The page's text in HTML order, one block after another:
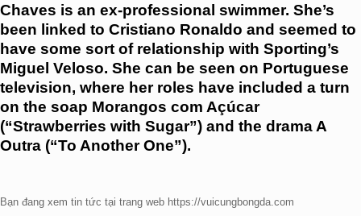
Chaves is an ex-professional swimmer. She’s
been linked to Cristiano Ronaldo and seemed to
have some sort of relationship with Sporting’s
Miguel Veloso. She can be seen on Portuguese
television, where her roles have included a turn
on the soap Morangos com Açúcar
(“Strawberries with Sugar”) and the drama A
Outra (“To Another One”).
Bạn đang xem tin tức tại trang web https://vuicungbongda.com